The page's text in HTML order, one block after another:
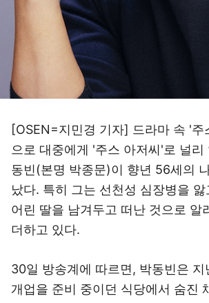
[OSEN=지민경 기자] 드라마 속 '주
으로 대중에게 '주스 아저씨'로 널리
동빈(본명 박종문)이 향년 56세의
났다. 특히 그는 선천성 심장병을
어린 딸을 남겨두고 떠난 것으로 알
더하고 있다.
30일 방송계에 따르면, 박동빈은 지
개업을 준비 중이던 식당에서 숨진